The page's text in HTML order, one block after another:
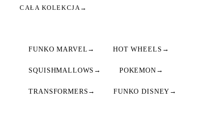
CAŁA KOLEKCJA →
FUNKO MARVEL → HOT WHEELS →
SQUISHMALLOWS → POKEMON →
TRANSFORMERS → FUNKO DISNEY →